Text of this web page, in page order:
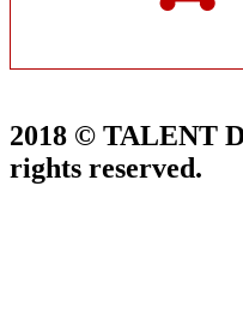
2018 © TALENT
rights reserved.